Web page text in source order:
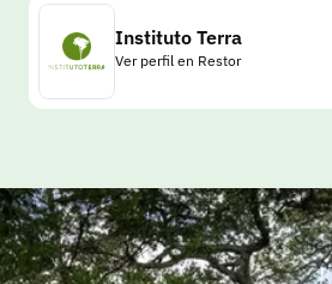
Instituto Terra
Ver perfil en Restor